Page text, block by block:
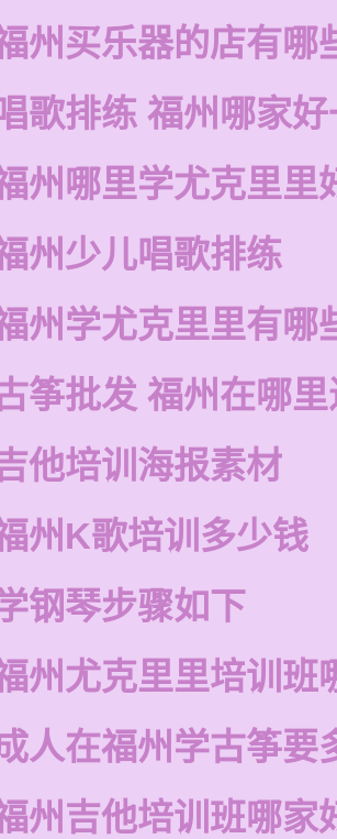
州买乐器的店有哪
歌排练 福州哪家
州哪里学尤克里里
州少儿唱歌排练
州学尤克里里有哪
筝批发 福州在哪
他培训海报素材
州K歌培训多少钱
钢琴步骤如下
州尤克里里培训班
人在福州学古筝要
州吉他培训班哪家